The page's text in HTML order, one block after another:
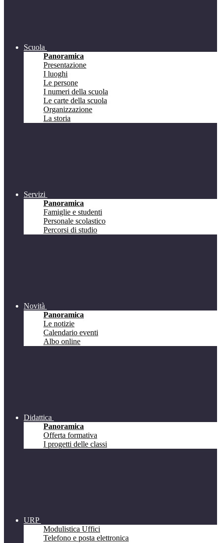
Scuola
Panoramica
Presentazione
I luoghi
Le persone
I numeri della scuola
Le carte della scuola
Organizzazione
La storia
Servizi
Panoramica
Famiglie e studenti
Personale scolastico
Percorsi di studio
Novità
Panoramica
Le notizie
Calendario eventi
Albo online
Didattica
Panoramica
Offerta formativa
I progetti delle classi
URP
Modulistica Uffici
Telefono e posta elettronica